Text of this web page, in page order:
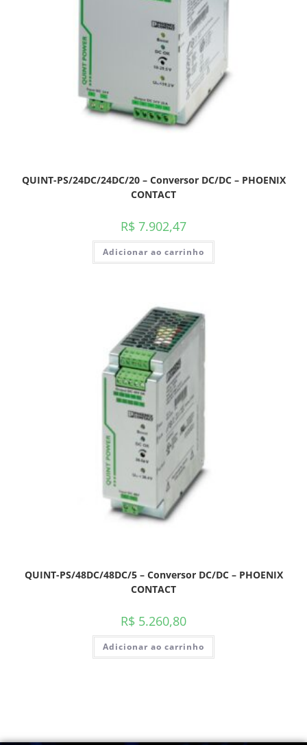
QUINT-PS/24DC/24DC/20 – Conversor DC/DC – PHOENIX
CONTACT
R$ 7.902,47
Adicionar ao carrinho
QUINT-PS/48DC/48DC/5 – Conversor DC/DC – PHOENIX
CONTACT
R$ 5.260,80
Adicionar ao carrinho